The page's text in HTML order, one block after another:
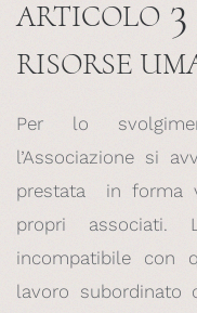
ARTICOLO 3
RISORSE
Per lo
l’Associazione si
prestata in forma
propri
incompatibile con
lavoro